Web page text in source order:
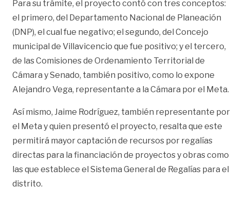
Para su trámite, el proyecto contó con tres conceptos:
el primero, del Departamento Nacional de Planeación
(DNP), el cual fue negativo; el segundo, del Concejo
municipal de Villavicencio que fue positivo; y el tercero,
de las Comisiones de Ordenamiento Territorial de
Cámara y Senado, también positivo, como lo expone
Alejandro Vega, representante a la Cámara por el Meta.
Así mismo, Jaime Rodríguez, también representante por
el Meta y quien presentó el proyecto, resalta que este
permitirá mayor captación de recursos por regalías
directas para la financiación de proyectos y obras como
las que establece el Sistema General de Regalías para el
distrito.